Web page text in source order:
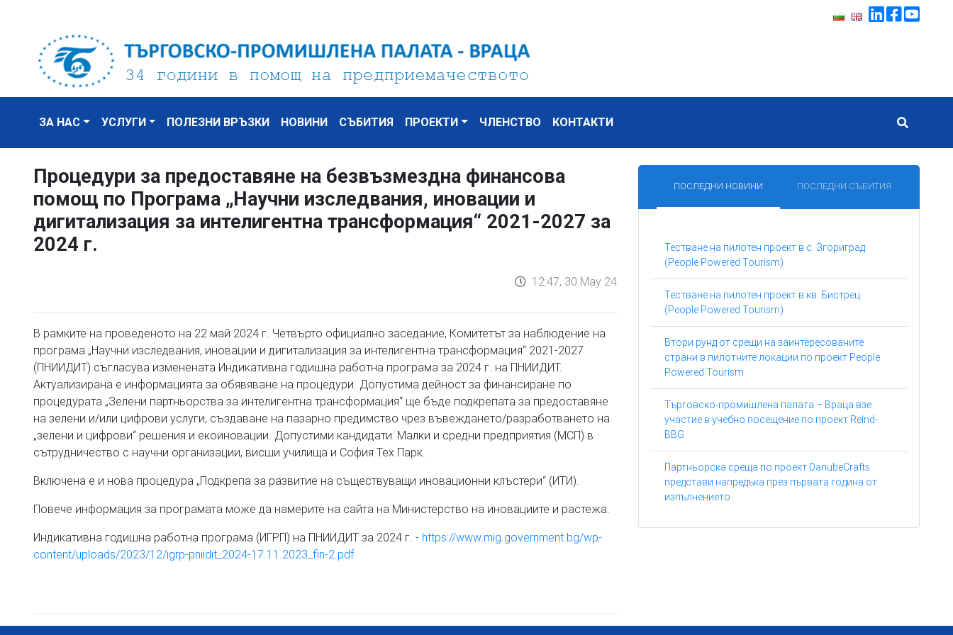
ЗА НАС УСЛУГИ ПОЛЕЗНИ ВРЪЗКИ НОВИНИ СЪБИТИЯ ПРОЕКТИ ЧЛЕНСТВО КОНТАКТИ
Процедури за предоставяне на безвъзмездна финансова
помощ по Програма „Научни изследвания, иновации и
дигитализация за интелигентна трансформация“ 2021-2027 за
2024 г.
12:47, 30 May 24
В рамките на проведеното на 22 май 2024 г. Четвърто официално заседание, Комитетът за наблюдение на
програма „Научни изследвания, иновации и дигитализация за интелигентна трансформация“ 2021-2027
(ПНИИДИТ) съгласува изменената Индикативна годишна работна програма за 2024 г. на ПНИИДИТ.
Актуализирана е информацията за обявяване на процедури. Допустима дейност за финансиране по
процедурата „Зелени партньорства за интелигентна трансформация“ ще бъде подкрепата за предоставяне
на зелени и/или цифрови услуги, създаване на пазарно предимство чрез въвеждането/разработването на
„зелени и цифрови“ решения и екоиновации. Допустими кандидати: Малки и средни предприятия (МСП) в
сътрудничество с научни организации, висши училища и София Тех Парк.
Включена е и нова процедура „Подкрепа за развитие на съществуващи иновационни клъстери“ (ИТИ).
Повече информация за програмата може да намерите на сайта на Министерство на иновациите и растежа.
Индикативна годишна работна програма (ИГРП) на ПНИИДИТ за 2024 г. - https://www.mig.government.bg/wp-
content/uploads/2023/12/igrp-pniidit_2024-17.11.2023_fin-2.pdf
ПОСЛЕДНИ НОВИНИ ПОСЛЕДНИ СЪБИТИЯ
Тестване на пилотен проект в с. Згориград
(People Powered Tourism)
Тестване на пилотен проект в кв. Бистрец
(People Powered Tourism)
Втори рунд от срещи на заинтересованите
страни в пилотните локации по проект People
Powered Tourism
Търговско-промишлена палата – Враца взе
участие в учебно посещение по проект ReInd-
BBG
Партньорска среща по проект DanubeCrafts
представи напредъка през първата година от
изпълнението